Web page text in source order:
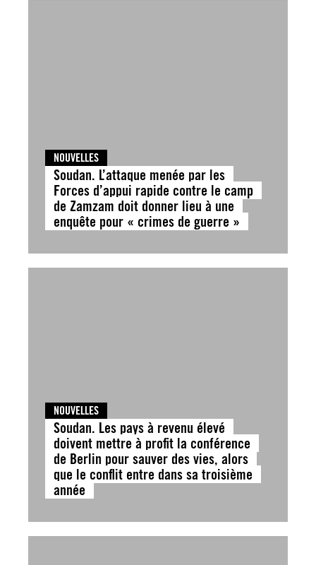
NOUVELLES
Soudan. L’attaque menée par les
Forces d’appui rapide contre le camp
de Zamzam doit donner lieu à une
enquête pour « crimes de guerre »
NOUVELLES
Soudan. Les pays à revenu élevé
doivent mettre à profit la conférence
de Berlin pour sauver des vies, alors
que le conflit entre dans sa troisième
année